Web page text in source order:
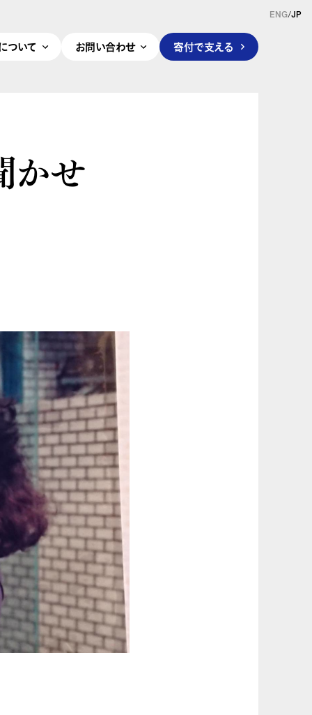
ついて お問い合わせ 寄付で支える
ENG/JP
かせ